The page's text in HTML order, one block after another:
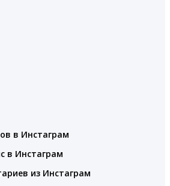
в Инстаграм
в Инстаграм
из Инстаграм